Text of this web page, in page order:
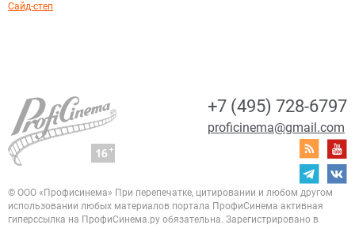
Сайд-степ
+7 (495) 728-6797
proficinema@gmail.com
© ООО «Профисинема» При перепечатке, цитировании и любом другом
использовании любых материалов портала ПрофиСинема активная
гиперссылка на ПрофиСинема.ру обязательна. Зарегистрировано в